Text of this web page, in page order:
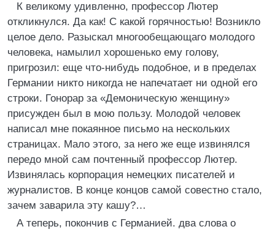
К великому удивленно, профессор Лютер
откликнулся. Да как! С какой горячностью! Возникло
целое дело. Разыскал многообещающаго молодого
человека, намылил хорошенько ему голову,
пригрозил: еще что-нибудь подобное, и в пределах
Германии никто никогда не напечатает ни одной его
строки. Гонорар за «Демоническую женщину»
присужден был в мою пользу. Молодой человек
написал мне покаянное письмо на нескольких
страницах. Мало этого, за него же еще извинялся
передо мной сам почтенный профессор Лютер.
Извинялась корпорация немецких писателей и
журналистов. В конце концов самой совестно стало,
зачем заварила эту кашу?…
А теперь, покончив с Германией. два слова о